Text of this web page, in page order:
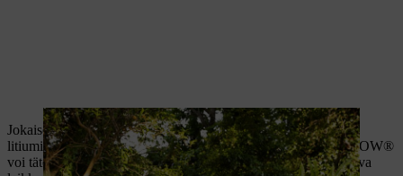
Jokaisessa STIHL iMOW® -robottiruohonleikkurissamme on
litiumioniakku ja sisäänrakennettu älykäs latausjärjestelmä. iMOW®
voi täten ladata akkunsa erityisen nopeasti, kun sen on jatkettava